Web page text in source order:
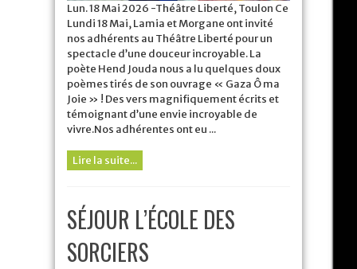
Lun. 18 Mai 2026 -Théâtre Liberté, Toulon Ce
Lundi 18 Mai, Lamia et Morgane ont invité
nos adhérents au Théâtre Liberté pour un
spectacle d’une douceur incroyable. La
poète Hend Jouda nous a lu quelques doux
poèmes tirés de son ouvrage « Gaza Ô ma
Joie » ! Des vers magnifiquement écrits et
témoignant d’une envie incroyable de
vivre.Nos adhérentes ont eu ...
Lire la suite...
SÉJOUR L’ÉCOLE DES
SORCIERS